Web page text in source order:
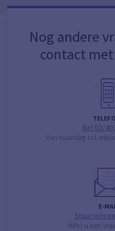
Nog andere
contact
Bel 02/
Van maandag tot
E-
Stuur ons
Hebt u een